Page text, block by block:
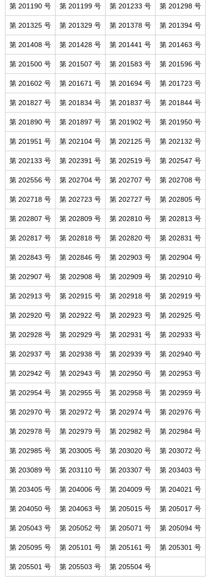
第 201190 号 第 201199 号 第 201233 号 第 201298 号
第 201325 号 第 201329 号 第 201378 号 第 201394 号
第 201408 号 第 201428 号 第 201441 号 第 201463 号
第 201500 号 第 201507 号 第 201583 号 第 201596 号
第 201602 号 第 201671 号 第 201694 号 第 201723 号
第 201827 号 第 201834 号 第 201837 号 第 201844 号
第 201890 号 第 201897 号 第 201902 号 第 201950 号
第 201951 号 第 202104 号 第 202125 号 第 202132 号
第 202133 号 第 202391 号 第 202519 号 第 202547 号
第 202556 号 第 202704 号 第 202707 号 第 202708 号
第 202718 号 第 202723 号 第 202727 号 第 202805 号
第 202807 号 第 202809 号 第 202810 号 第 202813 号
第 202817 号 第 202818 号 第 202820 号 第 202831 号
第 202843 号 第 202846 号 第 202903 号 第 202904 号
第 202907 号 第 202908 号 第 202909 号 第 202910 号
第 202913 号 第 202915 号 第 202918 号 第 202919 号
第 202920 号 第 202922 号 第 202923 号 第 202925 号
第 202928 号 第 202929 号 第 202931 号 第 202933 号
第 202937 号 第 202938 号 第 202939 号 第 202940 号
第 202942 号 第 202943 号 第 202950 号 第 202953 号
第 202954 号 第 202955 号 第 202958 号 第 202959 号
第 202970 号 第 202972 号 第 202974 号 第 202976 号
第 202978 号 第 202979 号 第 202982 号 第 202984 号
第 202985 号 第 203005 号 第 203020 号 第 203072 号
第 203089 号 第 203110 号 第 203307 号 第 203403 号
第 203405 号 第 204006 号 第 204009 号 第 204021 号
第 204050 号 第 204063 号 第 205015 号 第 205017 号
第 205043 号 第 205052 号 第 205071 号 第 205094 号
第 205095 号 第 205101 号 第 205161 号 第 205301 号
第 205501 号 第 205503 号 第 205504 号